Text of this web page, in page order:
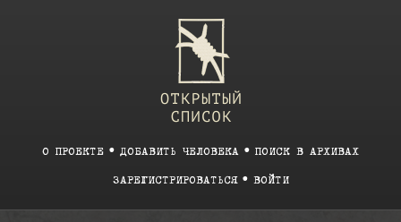
О ПРОЕКТЕ ДОБАВИТЬ ЧЕЛОВЕКА ПОИСК В АРХИВАХ
ЗАРЕГИСТРИРОВАТЬСЯ ВОЙТИ